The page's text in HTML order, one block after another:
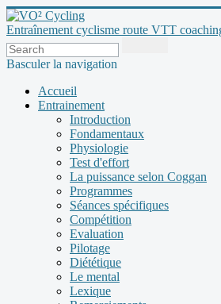
Entraînement cyclisme route VTT
Basculer la navigation
Accueil
Entrainement
Introduction
Fondamentaux
Physiologie
Test d'effort
La puissance selon Coggan
Programmes
Séances spécifiques
Compétition
Evaluation
Pilotage
Diététique
Le mental
Lexique